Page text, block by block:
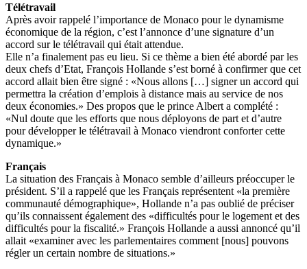
Télétravail
Après avoir rappelé l’importance de Monaco pour le dynamisme
économique de la région, c’est l’annonce d’une signature d’un
accord sur le télétravail qui était attendue.
Elle n’a finalement pas eu lieu. Si ce thème a bien été abordé par les
deux chefs d’Etat, François Hollande s’est borné à confirmer que cet
accord allait bien être signé : «Nous allons […] signer un accord qui
permettra la création d’emplois à distance mais au service de nos
deux économies.» Des propos que le prince Albert a complété :
«Nul doute que les efforts que nous déployons de part et d’autre
pour développer le télétravail à Monaco viendront conforter cette
dynamique.»
Français
La situation des Français à Monaco semble d’ailleurs préoccuper le
président. S’il a rappelé que les Français représentent «la première
communauté démographique», Hollande n’a pas oublié de préciser
qu’ils connaissent également des «difficultés pour le logement et des
difficultés pour la fiscalité.» François Hollande a aussi annoncé qu’il
allait «examiner avec les parlementaires comment [nous] pouvons
régler un certain nombre de situations.»